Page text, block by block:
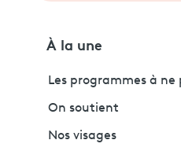
À la une
Les programmes à ne
On soutient
Nos visages